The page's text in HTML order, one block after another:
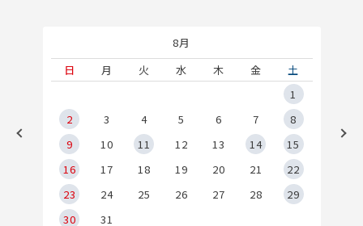
8月
日
月 火 水 木 金
土
1
2
3 4 5 6 7
8
9
10 11 12 13 14
15
16
17 18 19 20 21
22
23
24 25 26 27 28
29
30
31